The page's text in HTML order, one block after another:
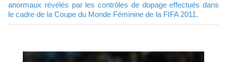
anormaux révélés par les contrôles de dopage effectués dans
le cadre de la Coupe du Monde Féminine de la FIFA 2011.